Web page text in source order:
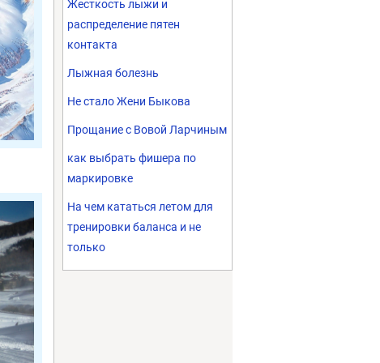
Жесткость лыжи и
распределение пятен
контакта
Лыжная болезнь
Не стало Жени Быкова
Прощание с Вовой Ларчиным
как выбрать фишера по
маркировке
На чем кататься летом для
тренировки баланса и не
только